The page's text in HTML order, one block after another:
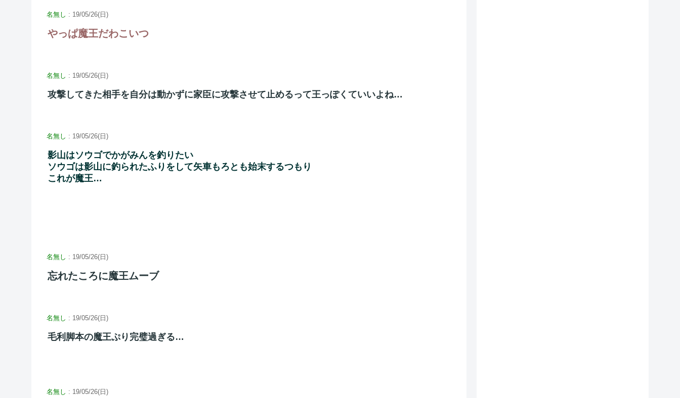
名無し : 19/05/26(日)
やっぱ魔王だわこいつ
名無し : 19/05/26(日)
攻撃してきた相手を自分は動かずに家臣に攻撃させて止めるって王っぽくていいよね…
名無し : 19/05/26(日)
影山はソウゴでかがみんを釣りたい
ソウゴは影山に釣られたふりをして矢車もろとも始末するつもり
これが魔王…
名無し : 19/05/26(日)
忘れたころに魔王ムーブ
名無し : 19/05/26(日)
毛利脚本の魔王ぷり完璧過ぎる…
名無し : 19/05/26(日)